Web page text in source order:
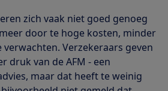
zich vaak niet goed genoeg
door te hoge kosten, minder
verwachten. Verzekeraars geven
druk van de AFM - een
maar dat heeft te weinig